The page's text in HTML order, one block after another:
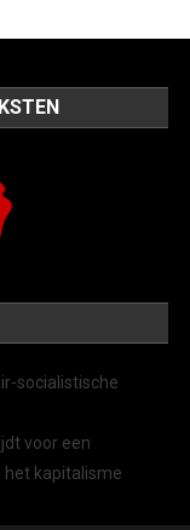
socialistische
voor een
kapitalisme